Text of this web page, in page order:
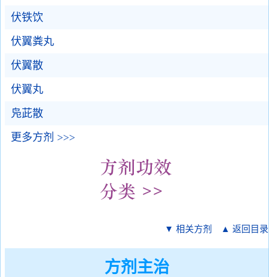
伏铁饮
伏翼粪丸
伏翼散
伏翼丸
凫茈散
更多方剂 >>>
▼ 相关方剂 ▲ 返回目录
方剂主治